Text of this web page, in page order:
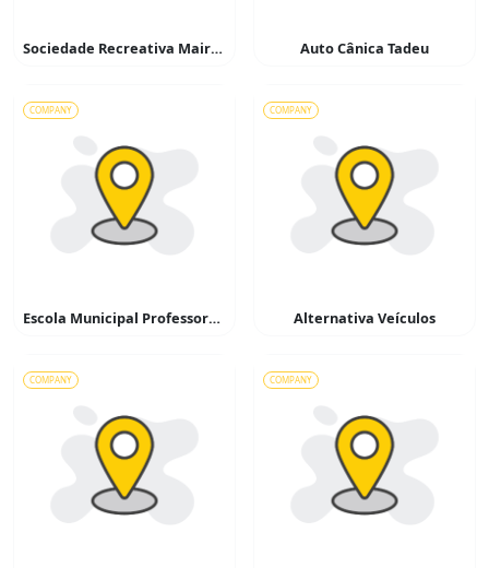
Sociedade Recreativa Mairinque Auto Cânica Tadeu
COMPANY
Escola Municipal Professora Benedita Camargo Valêncio
COMPANY
Alternativa Veículos
COMPANY COMPANY